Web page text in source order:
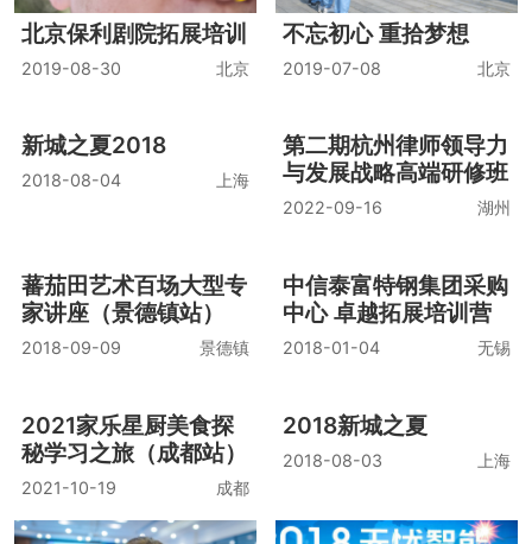
北京保利剧院拓展培训
2019-08-30 北京
不忘初心 重拾梦想
2019-07-08 北京
新城之夏2018
2018-08-04
第二期杭州律师领导力
与发展战略高端研修班
2022-09-16 湖州